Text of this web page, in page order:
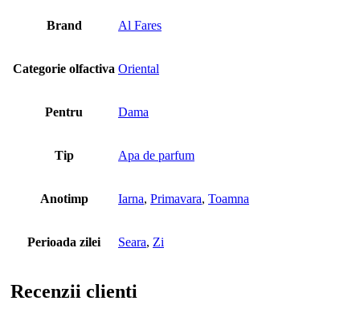
Brand Al Fares
Categorie olfactiva Oriental
Pentru Dama
Tip Apa de parfum
Anotimp Iarna, Primavara, Toamna
Perioada zilei Seara, Zi
Recenzii clienti